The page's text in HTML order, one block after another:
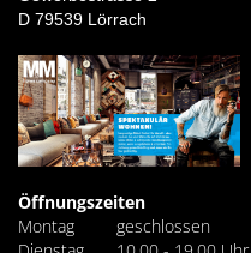
D 79539 Lörrach
Öffnungszeiten
Montag
geschlossen